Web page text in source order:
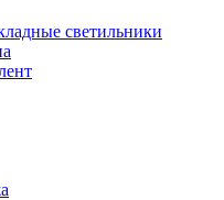
светильники